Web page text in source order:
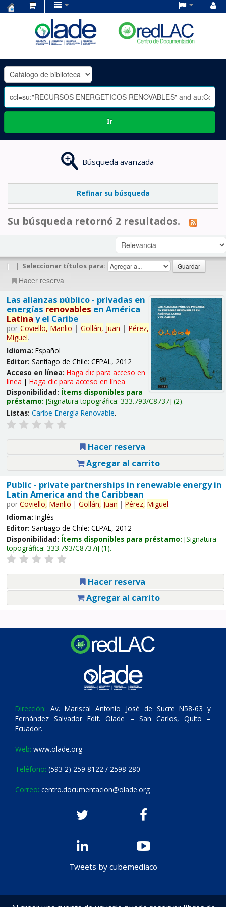
OLADE
-
Ir
Búsqueda avanzada
Refinar su búsqueda
Su búsqueda retornó 2 resultados.
| | Seleccionar títulos para:
Hacer reserva
Las alianzas público - privadas en
energías renovables en América
Latina y el Caribe
por Coviello, Manlio | Gollán, Juan | Pérez,
Miguel.
Idioma: Español
Editor: Santiago de Chile: CEPAL, 2012
Acceso en línea: Haga clic para acceso en
línea | Haga clic para acceso en línea
Disponibilidad: Ítems disponibles para
préstamo: Signatura topográfica: 333.793/C8737 (2).
Listas: Caribe-Energía Renovable.
Hacer reserva
Agregar al carrito
Public - private partnerships in renewable energy in
Latin America and the Caribbean
por Coviello, Manlio | Gollán, Juan | Pérez, Miguel.
Idioma: Inglés
Editor: Santiago de Chile: CEPAL, 2012
Disponibilidad: Ítems disponibles para préstamo: Signatura
topográfica: 333.793/C8737i (1).
Hacer reserva
Agregar al carrito
Dirección: Av. Mariscal Antonio José de Sucre N58-63 y
Fernández Salvador Edif. Olade – San Carlos, Quito –
Ecuador.
Web: www.olade.org
Teléfono: (593 2) 259 8122 / 2598 280
Correo: centro.documentacion@olade.org
Tweets by cubemediaco